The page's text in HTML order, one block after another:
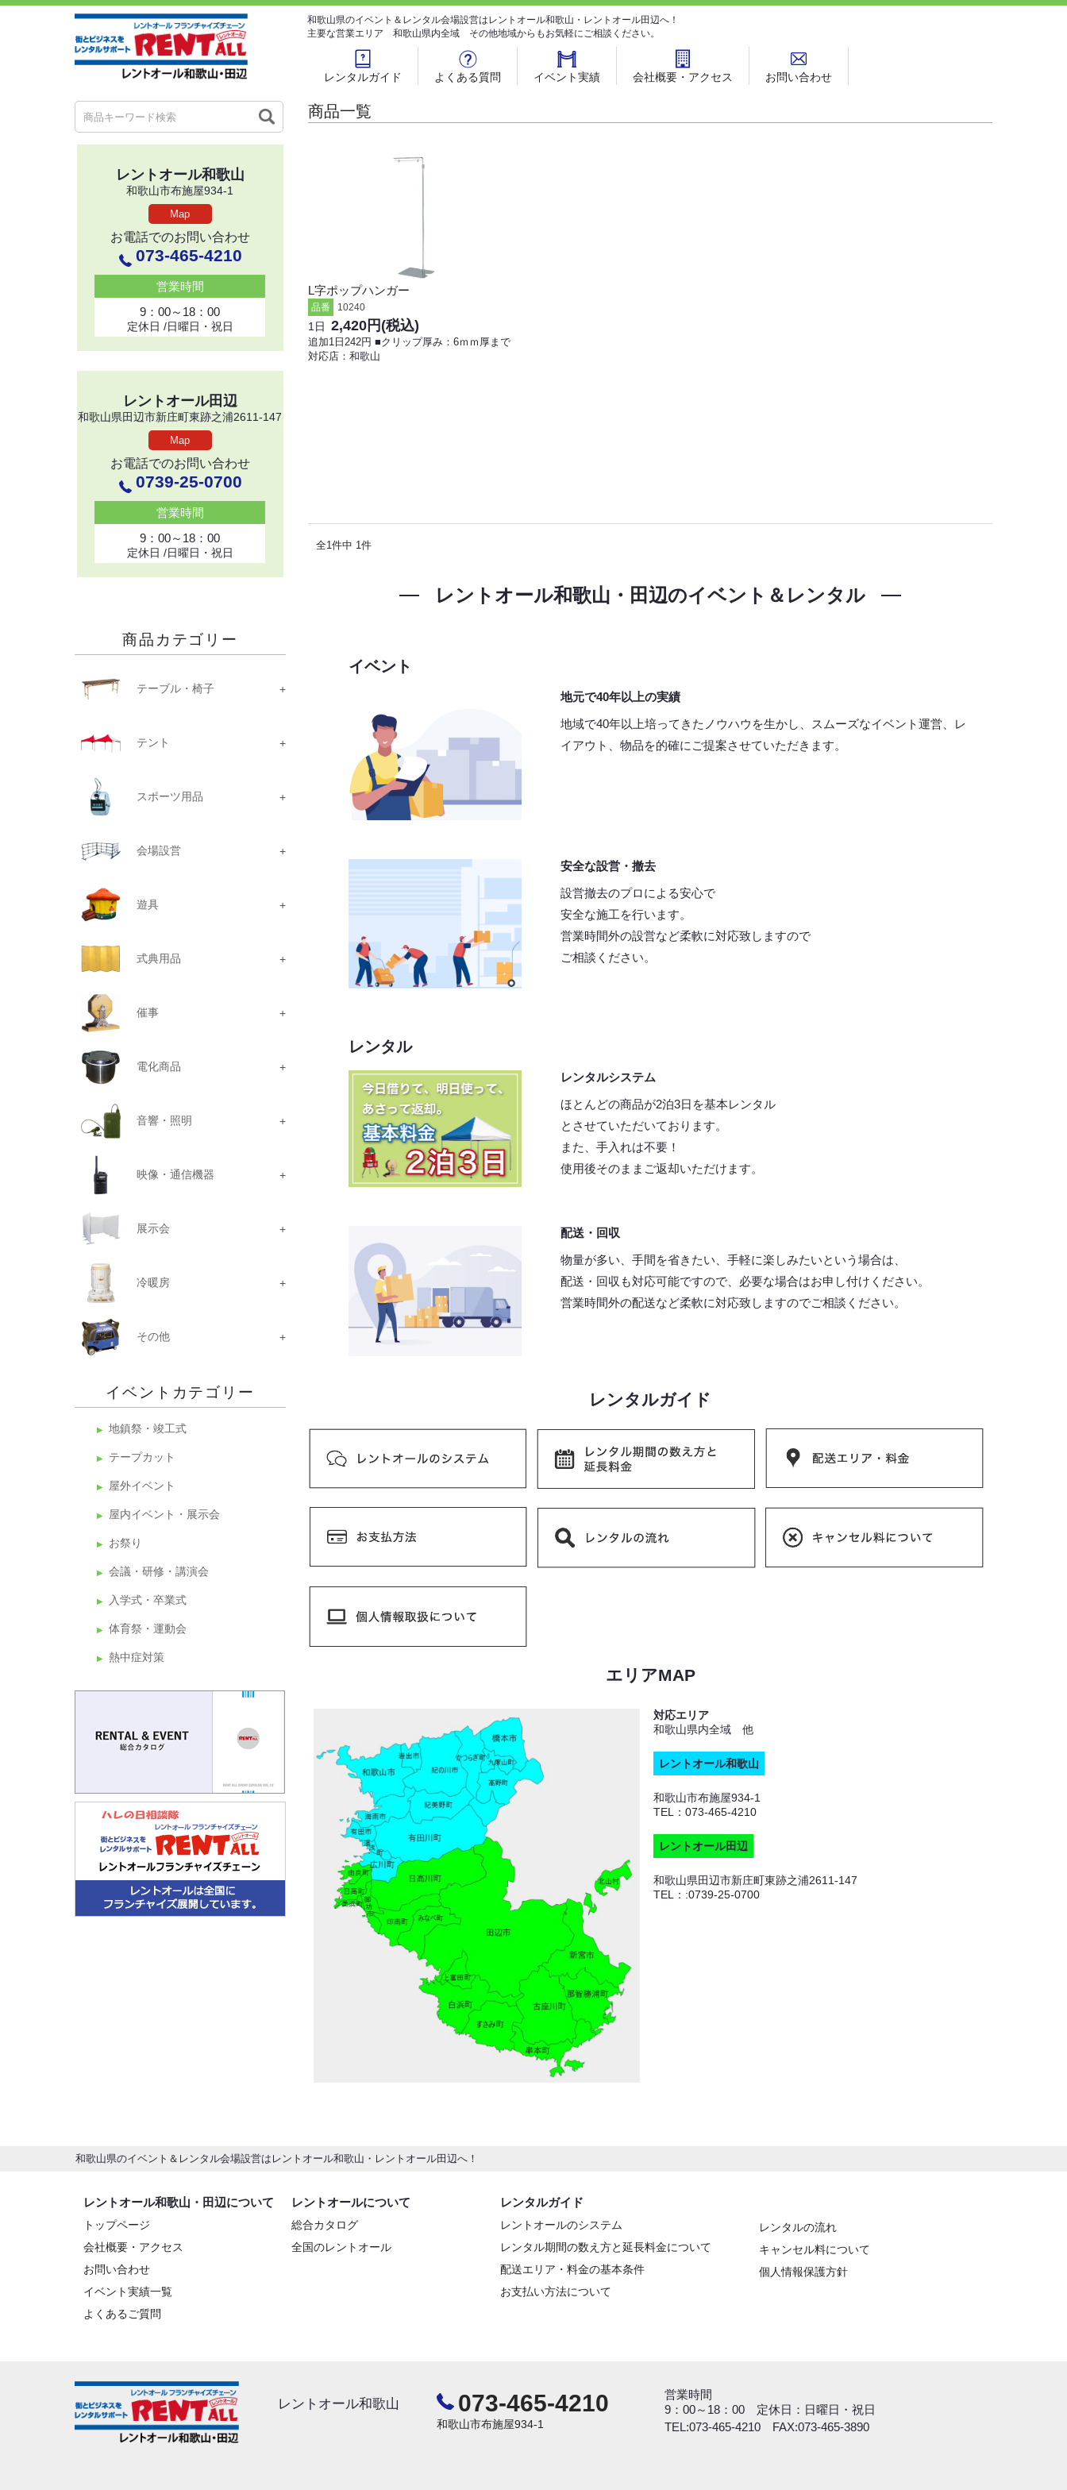
和歌山県のイベント＆レンタル会場設営はレントオール和歌山・レントオール田辺へ！
主要な営業エリア 和歌山県内全域 その他地域からもお気軽にご相談ください。
レンタルガイド よくある質問 イベント実績 会社概要・アクセス お問い合わせ
レントオール和歌山
和歌山市布施屋934-1
Map
お電話でのお問い合わせ
073-465-4210
営業時間
9：00～18：00
定休日 /日曜日・祝日
レントオール田辺
和歌山県田辺市新庄町東跡之浦2611-147
Map
お電話でのお問い合わせ
0739-25-0700
営業時間
9：00～18：00
定休日 /日曜日・祝日
商品カテゴリー
テーブル・椅子
テント
スポーツ用品
会場設営
遊具
式典用品
催事
電化商品
音響・照明
映像・通信機器
展示会
冷暖房
その他
イベントカテゴリー
地鎮祭・竣工式
テープカット
屋外イベント
屋内イベント・展示会
お祭り
会議・研修・講演会
入学式・卒業式
体育祭・運動会
熱中症対策
商品一覧
L字ポップハンガー
品番 10240
1日 2,420円 (税込)
追加1日242円 ■クリップ厚み：6ｍｍ厚まで
対応店：和歌山
全1件中 1件
レントオール和歌山・田辺のイベント＆レンタル
イベント
地元で40年以上の実績
地域で40年以上培ってきたノウハウを生かし、スムーズなイベント運営、レ
イアウト、物品を的確にご提案させていただきます。
安全な設営・撤去
設営撤去のプロによる安心で
安全な施工を行います。
営業時間外の設営など柔軟に対応致しますので
ご相談ください。
レンタル
レンタルシステム
ほとんどの商品が2泊3日を基本レンタル
とさせていただいております。
また、手入れは不要！
使用後そのままご返却いただけます。
配送・回収
物量が多い、手間を省きたい、手軽に楽しみたいという場合は、
配送・回収も対応可能ですので、必要な場合はお申し付けください。
営業時間外の配送など柔軟に対応致しますのでご相談ください。
レンタルガイド
エリアMAP
対応エリア
和歌山県内全域 他
レントオール和歌山
和歌山市布施屋934-1
TEL： 073-465-4210
レントオール田辺
和歌山県田辺市新庄町東跡之浦2611-147
TEL：:0739-25-0700
和歌山県のイベント＆レンタル会場設営はレントオール和歌山・レントオール田辺へ！
レントオール和歌山・田辺について
トップページ
会社概要・アクセス
お問い合わせ
イベント実績一覧
よくあるご質問
レントオールについて
総合カタログ
全国のレントオール
レンタルガイド
レントオールのシステム
レンタル期間の数え方と延長料金について
配送エリア・料金の基本条件
お支払い方法について
レンタルの流れ
キャンセル料について
個人情報保護方針
レントオール和歌山 073-465-4210
和歌山市布施屋934-1
営業時間
9：00～18：00 定休日：日曜日・祝日
TEL:073-465-4210 FAX:073-465-3890